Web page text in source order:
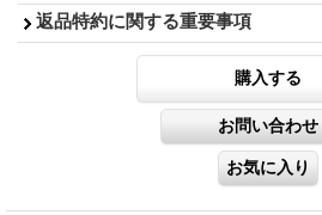
返品特約に関する重要事項